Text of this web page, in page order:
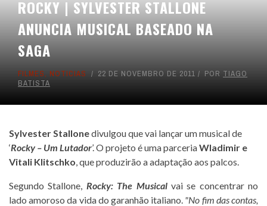
ROCKY | SYLVESTER STALLONE
ANUNCIA MUSICAL BASEADO NA
SAGA
FILMES, NOTICIAS 22 DE NOVEMBRO DE 2011 POR TIAGO
BATISTA
Sylvester Stallonedivulgou que vai lançar um musical de
‘Rocky – Um Lutador’. O projeto é uma parceriaWladimir e
Vitali Klitschko, que produzirão a adaptação aos palcos.
Segundo Stallone, Rocky: The Musical vai se concentrar no
lado amoroso da vida do garanhão italiano. "No fim das contas,